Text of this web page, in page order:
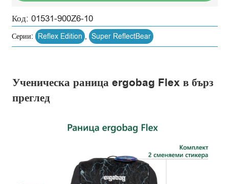
Код:01531-900Z6-10
Серии: Reflex Edition , Super ReflectBear
Ученическа раница ergobag Flex в бърз
преглед